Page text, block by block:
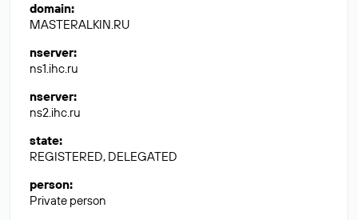
domain:
MASTERALKIN.RU
nserver:
ns1.ihc.ru
nserver:
ns2.ihc.ru
state:
REGISTERED, DELEGATED
person:
Private person